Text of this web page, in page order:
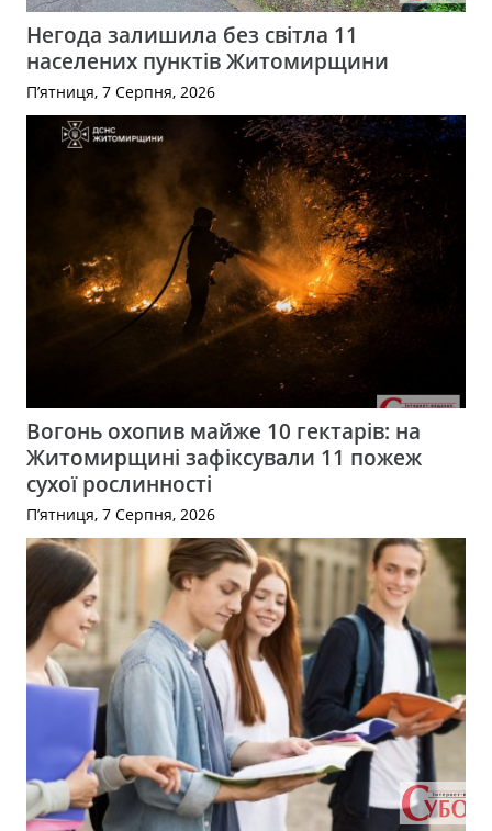
Негода залишила без світла 11
населених пунктів Житомирщини
П’ятниця, 7 Серпня, 2026
Вогонь охопив майже 10 гектарів: на
Житомирщині зафіксували 11 пожеж
сухої рослинності
П’ятниця, 7 Серпня, 2026